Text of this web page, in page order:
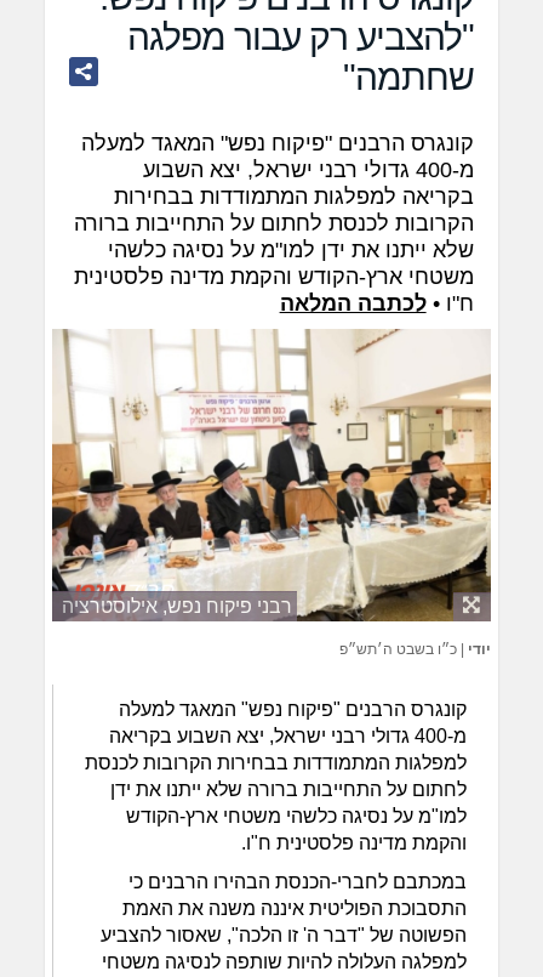
"להצביע רק עבור מפלגה
שחתמה"
קונגרס הרבנים "פיקוח נפש" המאגד למעלה
מ-400 גדולי רבני ישראל, יצא השבוע
בקריאה למפלגות המתמודדות בבחירות
הקרובות לכנסת לחתום על התחייבות ברורה
שלא ייתנו את ידן למו"מ על נסיגה כלשהי
משטחי ארץ-הקודש והקמת מדינה פלסטינית
ח"ו •לכתבה המלאה
רבני פיקוח נפש, אילוסטרציה
יודי |כ״ו בשבט ה׳תש״פ
קונגרס הרבנים "פיקוח נפש" המאגד למעלה
מ-400 גדולי רבני ישראל, יצא השבוע בקריאה
למפלגות המתמודדות בבחירות הקרובות לכנסת
לחתום על התחייבות ברורה שלא ייתנו את ידן
למו"מ על נסיגה כלשהי משטחי ארץ-הקודש
והקמת מדינה פלסטינית ח"ו.
במכתבם לחברי-הכנסת הבהירו הרבנים כי
התסבוכת הפוליטית איננה משנה את האמת
הפשוטה של "דבר ה' זו הלכה", שאסור להצביע
למפלגה העלולה להיות שותפה לנסיגה משטחי